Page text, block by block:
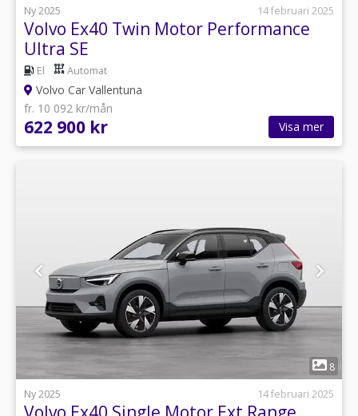
Ny 2025
14 februari 2025
Volvo Ex40 Twin Motor Performance
Ultra SE
El Automat
Volvo Car Vallentuna
fr. 10 092 kr/mån
622 900 kr Visa mer
8
Ny 2025
14 februari 2025